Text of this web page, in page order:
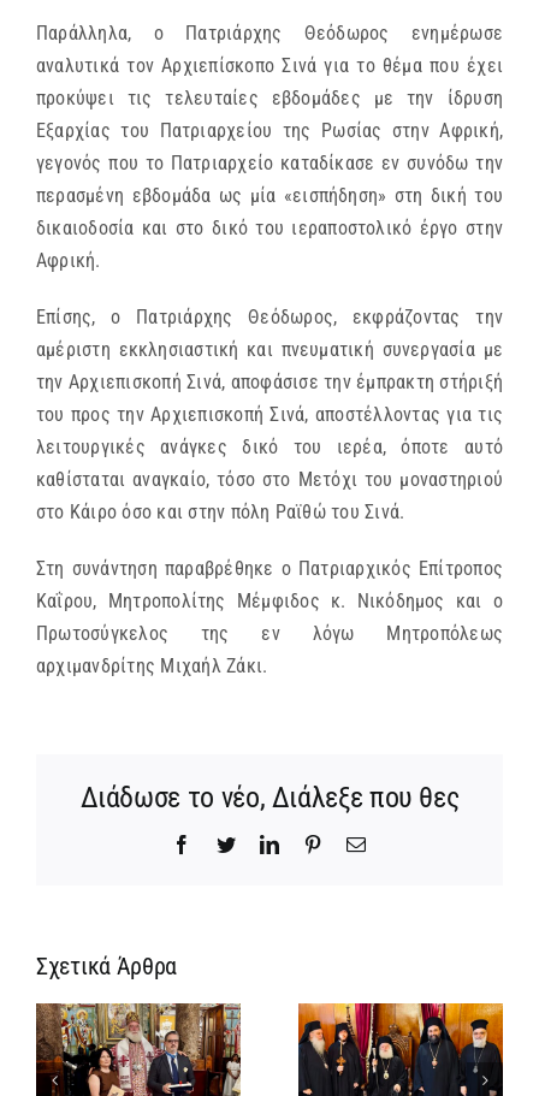
Παράλληλα, ο Πατριάρχης Θεόδωρος ενημέρωσε
αναλυτικά τον Αρχιεπίσκοπο Σινά για το θέμα που έχει
προκύψει τις τελευταίες εβδομάδες με την ίδρυση
Εξαρχίας του Πατριαρχείου της Ρωσίας στην Αφρική,
γεγονός που το Πατριαρχείο καταδίκασε εν συνόδω την
περασμένη εβδομάδα ως μία «εισπήδηση» στη δική του
δικαιοδοσία και στο δικό του ιεραποστολικό έργο στην
Αφρική.
Επίσης, ο Πατριάρχης Θεόδωρος, εκφράζοντας την
αμέριστη εκκλησιαστική και πνευματική συνεργασία με
την Αρχιεπισκοπή Σινά, αποφάσισε την έμπρακτη στήριξή
του προς την Αρχιεπισκοπή Σινά, αποστέλλοντας για τις
λειτουργικές ανάγκες δικό του ιερέα, όποτε αυτό
καθίσταται αναγκαίο, τόσο στο Μετόχι του μοναστηριού
στο Κάιρο όσο και στην πόλη Ραϊθώ του Σινά.
Στη συνάντηση παραβρέθηκε ο Πατριαρχικός Επίτροπος
Καΐρου, Μητροπολίτης Μέμφιδος κ. Νικόδημος και ο
Πρωτοσύγκελος της εν λόγω Μητροπόλεως
αρχιμανδρίτης Μιχαήλ Ζάκι.
Διάδωσε το νέο, Διάλεξε που θες
Facebook
TwitterLinkedInPinterestEmail
Σχετικά Άρθρα
Νέος
ΜΝΗΜΟΣΥΝΟ
ΤΟΥ
ΑΟΙΔΙΜΟΥ